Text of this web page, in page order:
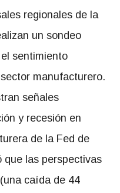
regionales de la
un sondeo
sentimiento
manufacturero.
señales
y recesión en
de la Fed de
que las perspectivas
caída de 44